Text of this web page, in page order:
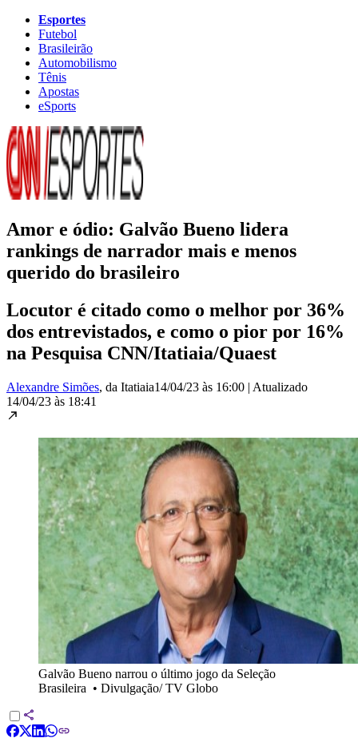
Esportes
Futebol
Brasileirão
Automobilismo
Tênis
Apostas
eSports
Amor e ódio: Galvão Bueno lidera
rankings de narrador mais e menos
querido do brasileiro
Locutor é citado como o melhor por 36%
dos entrevistados, e como o pior por 16%
na Pesquisa CNN/Itatiaia/Quaest
Alexandre Simões, da Itatiaia14/04/23 às 16:00 | Atualizado
14/04/23 às 18:41
Galvão Bueno narrou o último jogo da Seleção
Brasileira • Divulgação/ TV Globo